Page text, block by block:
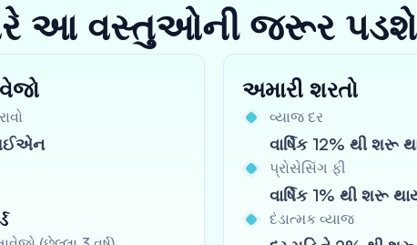
આ વસ્તુઓની જરૂર પડશે
અમારી શરતો
વ્યાજ દર
વાર્ષિક 12% થી શરૂ
પ્રોસેસિંગ ફી
વાર્ષિક 1% થી શરૂ
દંડાત્મક વ્યાજ